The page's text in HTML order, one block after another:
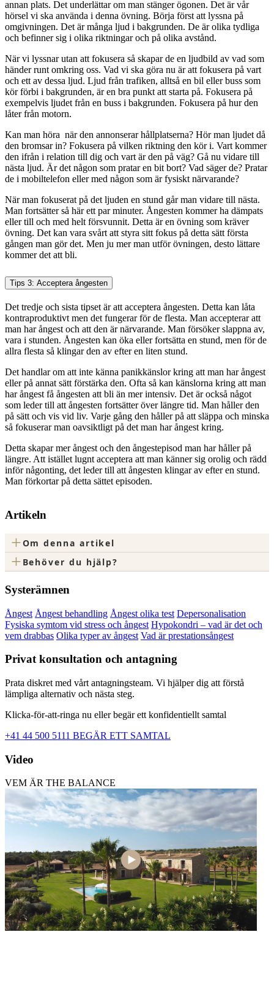
annan plats. Det underlättar om man stänger ögonen. Det är vår
hörsel vi ska använda i denna övning. Börja först att lyssna på
omgivningen. Det är många ljud i bakgrunden. De är olika tydliga
och befinner sig i olika riktningar och på olika avstånd.
När vi lyssnar utan att fokusera så skapar de en ljudbild av vad som
händer runt omkring oss. Vad vi ska göra nu är att fokusera på vart
och ett av dessa ljud. Ljud från trafiken, alltså en bil eller buss som
kör förbi i bakgrunden, är en bra punkt att starta på. Fokusera på
exempelvis ljudet från en buss i bakgrunden. Fokusera på hur den
låter från motorn.
Kan man höra när den annonserar hållplatserna? Hör man ljudet då
den bromsar in? Fokusera på vilken riktning den kör i. Vart kommer
den ifrån i relation till dig och vart är den på väg? Gå nu vidare till
nästa ljud. Är det någon som pratar en bit bort? Vad säger de? Pratar
de i mobiltelefon eller med någon som är fysiskt närvarande?
När man fokuserat på det ljuden en stund går man vidare till nästa.
Man fortsätter så här ett par minuter. Ångesten kommer ha dämpats
eller till och med helt försvunnit. Detta är en övning som kräver
övning. Det kan vara svårt att styra sitt fokus på detta sätt första
gången man gör det. Men ju mer man utför övningen, desto lättare
kommer det att bli.
Tips 3: Acceptera ångesten
Det tredje och sista tipset är att acceptera ångesten. Detta kan låta
kontraproduktivt men det fungerar för de flesta. Man accepterar att
man har ångest och att den är närvarande. Man försöker slappna av,
vara i stunden. Ångesten kan öka eller fortsätta en stund, men för de
allra flesta så klingar den av efter en liten stund.
Det handlar om att inte känna panikkänslor kring att man har ångest
eller på annat sätt förstärka den. Ofta så kan känslorna kring att man
har ångest få ångesten att bli än mer intensiv. Det är också något
som leder till att ångesten fortsätter över längre tid. Man håller den
på sätt och vis vid liv. Varje gång den håller på att släppa och minska
så fokuserar man oavsiktligt på det man har ångest kring.
Detta skapar mer ångest och den ångestepisod man har håller på
längre. Att istället lugnt acceptera att man känner sig orolig och rädd
inför någonting, det leder till att ångesten klingar av efter en stund.
Man förkortar på detta sättet episoden.
Artikeln
+Om denna artikel
+ Behöver du hjälp?
Systerämnen
Ångest Ångest behandling Ångest olika test Depersonalisation
Fysiska symtom vid stress och ångest Hypokondri – vad är det och
vem drabbas Olika typer av ångest Vad är prestationsångest
Privat konsultation och antagning
Prata diskret med vårt antagningsteam. Vi hjälper dig att förstå
lämpliga alternativ och nästa steg.
Klicka-för-att-ringa nu eller begär ett konfidentiellt samtal
+41 44 500 5111 BEGÄR ETT SAMTAL
Video
VEM ÄR THE BALANCE